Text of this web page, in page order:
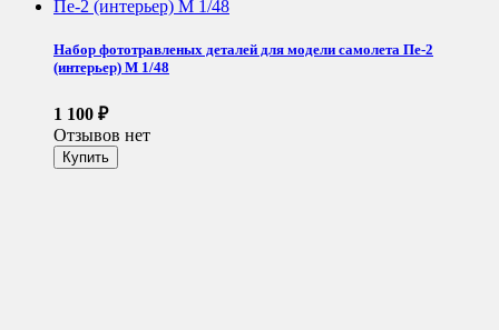
Набор фототравленых деталей для модели самолета Пе-2
(интерьер) М 1/48
1 100 ₽
Отзывов нет